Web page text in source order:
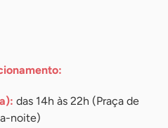
das 14h às 22h (Praça de
noite)